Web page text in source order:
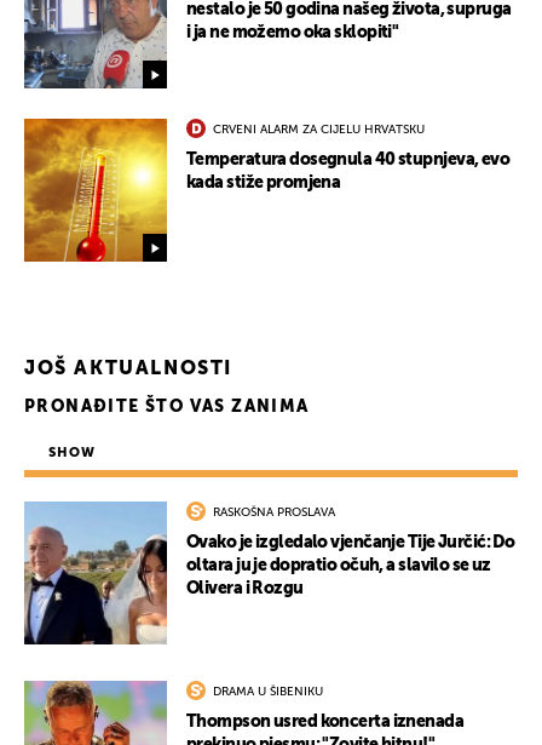
nestalo je 50 godina našeg života, supruga
i ja ne možemo oka sklopiti"
CRVENI ALARM ZA CIJELU HRVATSKU
Temperatura dosegnula 40 stupnjeva, evo
kada stiže promjena
JOŠ AKTUALNOSTI
PRONAĐITE ŠTO VAS ZANIMA
SHOW
RASKOŠNA PROSLAVA
Ovako je izgledalo vjenčanje Tije Jurčić: Do
oltara ju je dopratio očuh, a slavilo se uz
Olivera i Rozgu
DRAMA U ŠIBENIKU
Thompson usred koncerta iznenada
UKLJUČITE NOTIFIKACIJE